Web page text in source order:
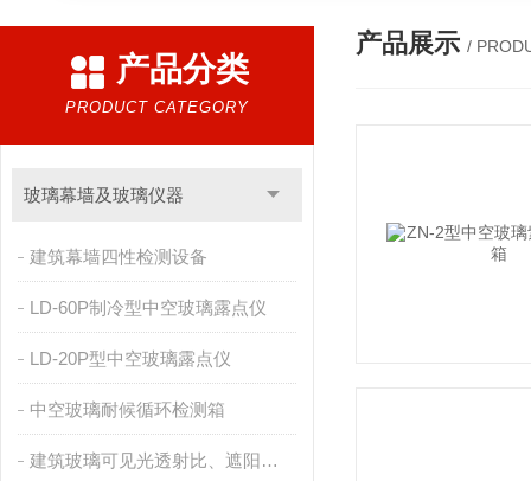
产品分类
PRODUCT CATEGORY
玻璃幕墙及玻璃仪器
建筑幕墙四性检测设备
LD-60P制冷型中空玻璃露点仪
LD-20P型中空玻璃露点仪
中空玻璃耐候循环检测箱
建筑玻璃可见光透射比、遮阳系数测定仪
产品展示 /